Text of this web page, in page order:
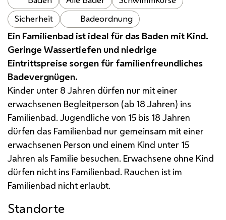
Sicherheit
Badeordnung
Ein Familienbad ist ideal für das Baden mit Kind.
Geringe Wassertiefen und niedrige
Eintrittspreise sorgen für familienfreundliches
Badevergnügen.
Kinder unter 8 Jahren dürfen nur mit einer
erwachsenen Begleitperson (ab 18 Jahren) ins
Familienbad. Jugendliche von 15 bis 18 Jahren
dürfen das Familienbad nur gemeinsam mit einer
erwachsenen Person und einem Kind unter 15
Jahren als Familie besuchen. Erwachsene ohne Kind
dürfen nicht ins Familienbad. Rauchen ist im
Familienbad nicht erlaubt.
Standorte